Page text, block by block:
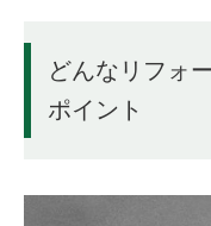
どんなリフォ
ポイント